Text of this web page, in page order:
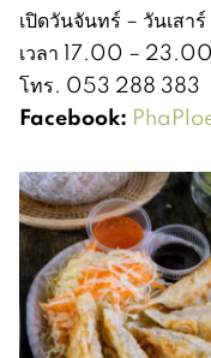
เปิดวันจันทร์ – วันเสา
เวลา 17.00 –
โทร. 053 288 383
Facebook: